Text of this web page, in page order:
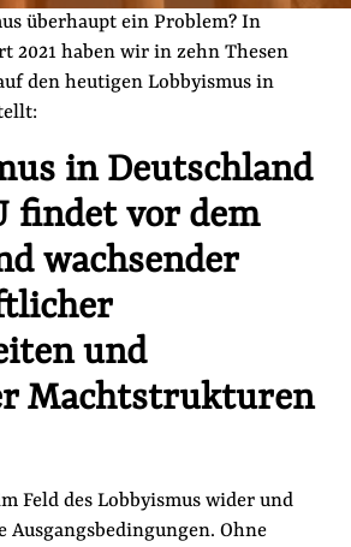
überhaupt ein Problem? In
2021 haben wir in zehn Thesen
den heutigen Lobbyismus in
in Deutschland
findet vor dem
wachsender
und
Machtstrukturen
Feld des Lobbyismus wider und
Ohne